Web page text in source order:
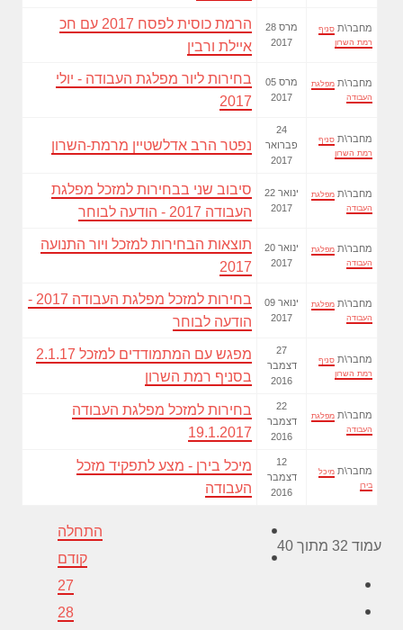
הרמת כוסית לפסח 2017 עם חכ
איילת ורבין
28 מרס
2017
מחבר\ת סניף
רמת השרון
בחירות ליור מפלגת העבודה - יולי
2017
05 מרס
2017
מחבר\ת מפלגת
העבודה
נפטר הרב אדלשטיין מרמת-השרון
24
פברואר
2017
מחבר\ת סניף
רמת השרון
סיבוב שני בבחירות למזכל מפלגת
העבודה 2017 - הודעה לבוחר
22 ינואר
2017
מחבר\ת מפלגת
העבודה
תוצאות הבחירות למזכל ויור התנועה
2017
20 ינואר
2017
מחבר\ת מפלגת
העבודה
בחירות למזכל מפלגת העבודה 2017 -
הודעה לבוחר
09 ינואר
2017
מחבר\ת מפלגת
העבודה
מפגש עם המתמודדים למזכל 2.1.17
בסניף רמת השרון
27
דצמבר
2016
מחבר\ת סניף
רמת השרון
בחירות למזכל מפלגת העבודה
19.1.2017
22
דצמבר
2016
מחבר\ת מפלגת
העבודה
מיכל בירן - מצע לתפקיד מזכל
העבודה
12
דצמבר
2016
מחבר\ת מיכל
בירן
עמוד 32 מתוך 40
התחלה
קודם
27
28